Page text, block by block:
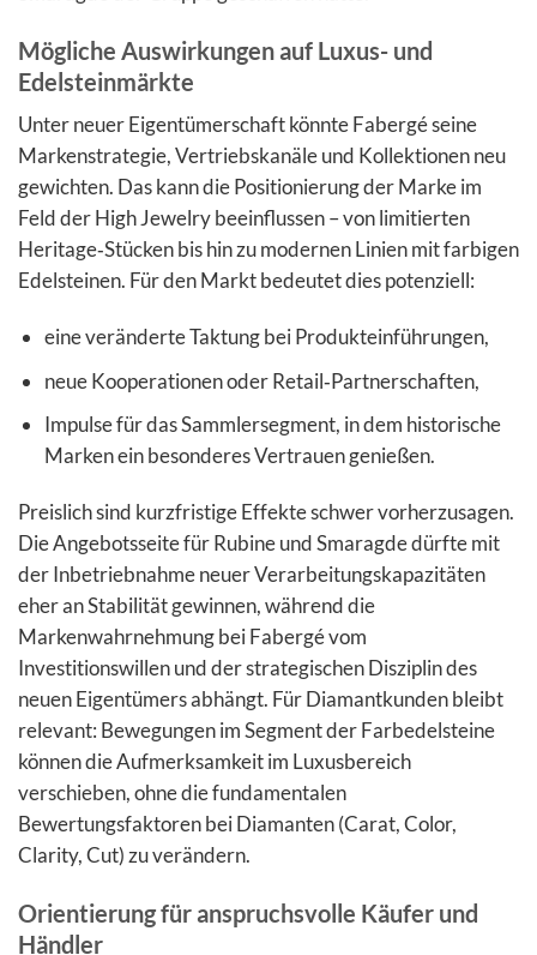
Mögliche Auswirkungen auf Luxus- und
Edelsteinmärkte
Unter neuer Eigentümerschaft könnte Fabergé seine
Markenstrategie, Vertriebskanäle und Kollektionen neu
gewichten. Das kann die Positionierung der Marke im
Feld der High Jewelry beeinflussen – von limitierten
Heritage‑Stücken bis hin zu modernen Linien mit farbigen
Edelsteinen. Für den Markt bedeutet dies potenziell:
eine veränderte Taktung bei Produkteinführungen,
neue Kooperationen oder Retail‑Partnerschaften,
Impulse für das Sammlersegment, in dem historische
Marken ein besonderes Vertrauen genießen.
Preislich sind kurzfristige Effekte schwer vorherzusagen.
Die Angebotsseite für Rubine und Smaragde dürfte mit
der Inbetriebnahme neuer Verarbeitungskapazitäten
eher an Stabilität gewinnen, während die
Markenwahrnehmung bei Fabergé vom
Investitionswillen und der strategischen Disziplin des
neuen Eigentümers abhängt. Für Diamantkunden bleibt
relevant: Bewegungen im Segment der Farbedelsteine
können die Aufmerksamkeit im Luxusbereich
verschieben, ohne die fundamentalen
Bewertungsfaktoren bei Diamanten (Carat, Color,
Clarity, Cut) zu verändern.
Orientierung für anspruchsvolle Käufer und
Händler